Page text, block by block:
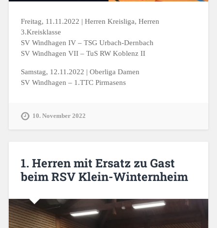
Freitag, 11.11.2022 | Herren Kreisliga, Herren
3.Kreisklasse
SV Windhagen IV – TSG Urbach-Dernbach
SV Windhagen VII – TuS RW Koblenz II
Samstag, 12.11.2022 | Oberliga Damen
SV Windhagen – 1.TTC Pirmasens
10. November 2022
1. Herren mit Ersatz zu Gast
beim RSV Klein-Winternheim